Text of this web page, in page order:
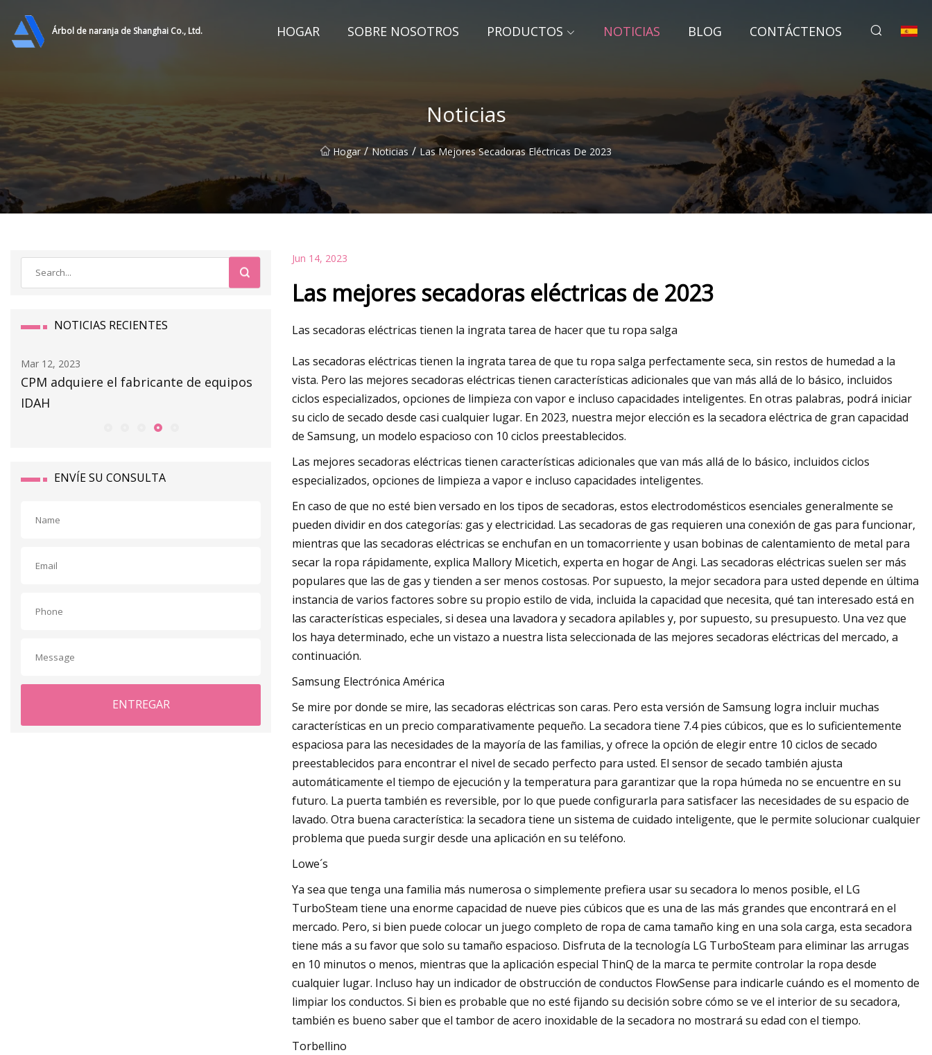
Árbol de naranja de Shanghai Co., Ltd. HOGAR SOBRE NOSOTROS PRODUCTOS NOTICIAS BLOG CONTÁCTENOS
Noticias
Hogar / Noticias / Las Mejores Secadoras Eléctricas De 2023
NOTICIAS RECIENTES
Mar 12, 2023
CPM adquiere el fabricante de equipos
IDAH
Mar 14, 2023
Riesgo de equipo
Mar 06, 2023
Secador de vacío rotativo de doble cono
con unidades trituradoras de grumos
ENVÍE SU CONSULTA
ENTREGAR
Jun 14, 2023
Las mejores secadoras eléctricas de 2023
Las secadoras eléctricas tienen la ingrata tarea de hacer que tu ropa salga
Las secadoras eléctricas tienen la ingrata tarea de que tu ropa salga perfectamente seca, sin restos de humedad a la
vista. Pero las mejores secadoras eléctricas tienen características adicionales que van más allá de lo básico, incluidos
ciclos especializados, opciones de limpieza con vapor e incluso capacidades inteligentes. En otras palabras, podrá iniciar
su ciclo de secado desde casi cualquier lugar. En 2023, nuestra mejor elección es la secadora eléctrica de gran capacidad
de Samsung, un modelo espacioso con 10 ciclos preestablecidos.
Las mejores secadoras eléctricas tienen características adicionales que van más allá de lo básico, incluidos ciclos
especializados, opciones de limpieza a vapor e incluso capacidades inteligentes.
En caso de que no esté bien versado en los tipos de secadoras, estos electrodomésticos esenciales generalmente se
pueden dividir en dos categorías: gas y electricidad. Las secadoras de gas requieren una conexión de gas para funcionar,
mientras que las secadoras eléctricas se enchufan en un tomacorriente y usan bobinas de calentamiento de metal para
secar la ropa rápidamente, explica Mallory Micetich, experta en hogar de Angi. Las secadoras eléctricas suelen ser más
populares que las de gas y tienden a ser menos costosas. Por supuesto, la mejor secadora para usted depende en última
instancia de varios factores sobre su propio estilo de vida, incluida la capacidad que necesita, qué tan interesado está en
las características especiales, si desea una lavadora y secadora apilables y, por supuesto, su presupuesto. Una vez que
los haya determinado, eche un vistazo a nuestra lista seleccionada de las mejores secadoras eléctricas del mercado, a
continuación.
Samsung Electrónica América
Se mire por donde se mire, las secadoras eléctricas son caras. Pero esta versión de Samsung logra incluir muchas
características en un precio comparativamente pequeño. La secadora tiene 7.4 pies cúbicos, que es lo suficientemente
espaciosa para las necesidades de la mayoría de las familias, y ofrece la opción de elegir entre 10 ciclos de secado
preestablecidos para encontrar el nivel de secado perfecto para usted. El sensor de secado también ajusta
automáticamente el tiempo de ejecución y la temperatura para garantizar que la ropa húmeda no se encuentre en su
futuro. La puerta también es reversible, por lo que puede configurarla para satisfacer las necesidades de su espacio de
lavado. Otra buena característica: la secadora tiene un sistema de cuidado inteligente, que le permite solucionar cualquier
problema que pueda surgir desde una aplicación en su teléfono.
Lowe´s
Ya sea que tenga una familia más numerosa o simplemente prefiera usar su secadora lo menos posible, el LG
TurboSteam tiene una enorme capacidad de nueve pies cúbicos que es una de las más grandes que encontrará en el
mercado. Pero, si bien puede colocar un juego completo de ropa de cama tamaño king en una sola carga, esta secadora
tiene más a su favor que solo su tamaño espacioso. Disfruta de la tecnología LG TurboSteam para eliminar las arrugas
en 10 minutos o menos, mientras que la aplicación especial ThinQ de la marca te permite controlar la ropa desde
cualquier lugar. Incluso hay un indicador de obstrucción de conductos FlowSense para indicarle cuándo es el momento de
limpiar los conductos. Si bien es probable que no esté fijando su decisión sobre cómo se ve el interior de su secadora,
también es bueno saber que el tambor de acero inoxidable de la secadora no mostrará su edad con el tiempo.
Torbellino